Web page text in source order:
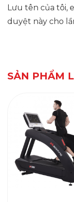
Lưu tên của tôi,
duyệt này cho
SẢN PHẨM